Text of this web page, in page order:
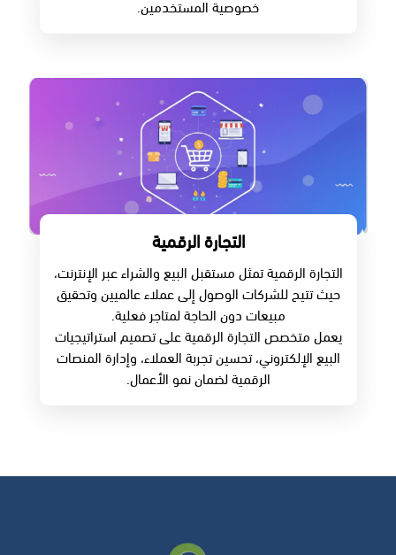
خصوصية المستخدمين.
التجارة الرقمية
التجارة الرقمية تمثل مستقبل البيع والشراء عبر الإنترنت،
حيث تتيح للشركات الوصول إلى عملاء عالميين وتحقيق
مبيعات دون الحاجة لمتاجر فعلية.
يعمل متخصص التجارة الرقمية على تصميم استراتيجيات
البيع الإلكتروني، تحسين تجربة العملاء، وإدارة المنصات
الرقمية لضمان نمو الأعمال.